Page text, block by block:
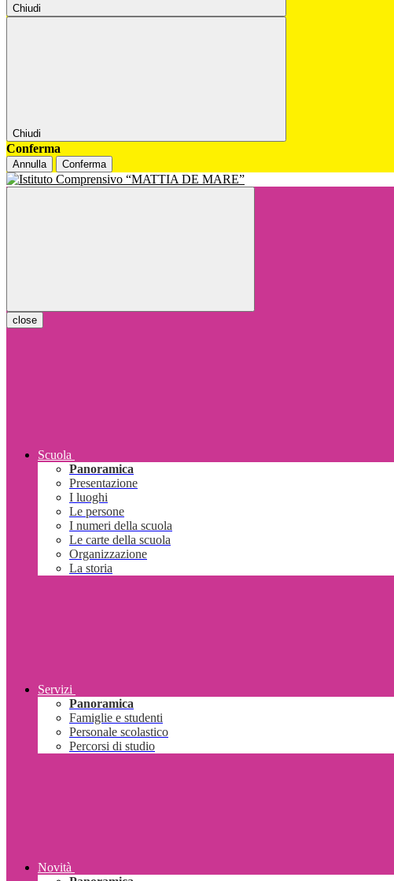
Chiudi
Chiudi
Conferma
Annulla Conferma
close
Scuola
Panoramica
Presentazione
I luoghi
Le persone
I numeri della scuola
Le carte della scuola
Organizzazione
La storia
Servizi
Panoramica
Famiglie e studenti
Personale scolastico
Percorsi di studio
Novità